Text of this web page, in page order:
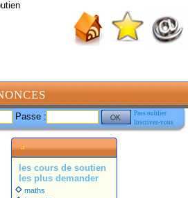
Passe :
Pass oublier
Inscrivez-vous
les cours de soutien
les plus demander
maths